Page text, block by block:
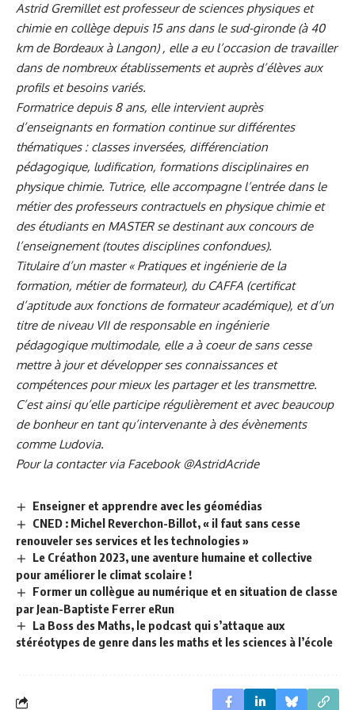
Astrid Gremillet est professeur de sciences physiques et
chimie en collège depuis 15 ans dans le sud-gironde (à 40
km de Bordeaux à Langon) , elle a eu l’occasion de travailler
dans de nombreux établissements et auprès d’élèves aux
profils et besoins variés.
Formatrice depuis 8 ans, elle intervient auprès
d’enseignants en formation continue sur différentes
thématiques : classes inversées, différenciation
pédagogique, ludification, formations disciplinaires en
physique chimie. Tutrice, elle accompagne l’entrée dans le
métier des professeurs contractuels en physique chimie et
des étudiants en MASTER se destinant aux concours de
l’enseignement (toutes disciplines confondues).
Titulaire d’un master « Pratiques et ingénierie de la
formation, métier de formateur), du CAFFA (certificat
d’aptitude aux fonctions de formateur académique), et d’un
titre de niveau VII de responsable en ingénierie
pédagogique multimodale, elle a à coeur de sans cesse
mettre à jour et développer ses connaissances et
compétences pour mieux les partager et les transmettre.
C’est ainsi qu’elle participe régulièrement et avec beaucoup
de bonheur en tant qu’intervenante à des évènements
comme Ludovia.
Pour la contacter via Facebook @AstridAcride
Enseigner et apprendre avec les géomédias
CNED : Michel Reverchon-Billot, « il faut sans cesse
renouveler ses services et les technologies »
Le Créathon 2023, une aventure humaine et collective
pour améliorer le climat scolaire !
Former un collègue au numérique et en situation de classe
par Jean-Baptiste Ferrer eRun
La Boss des Maths, le podcast qui s’attaque aux
stéréotypes de genre dans les maths et les sciences à l’école